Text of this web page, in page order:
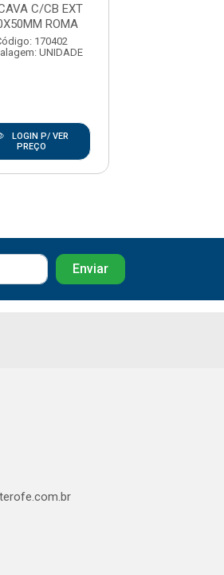
C/CB EXT
ROMA
170402
UNIDADE
LOGIN P/ VER
PREÇO